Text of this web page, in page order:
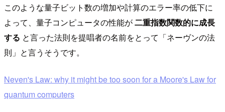
このような量子ビット数の増加や計算のエラー率の低下に
よって、量子コンピュータの性能が二重指数関数的に成長
する と言った法則を提唱者の名前をとって「ネーヴンの法
則」と言うそうです。
Neven's Law: why it might be too soon for a Moore's Law for
quantum computers